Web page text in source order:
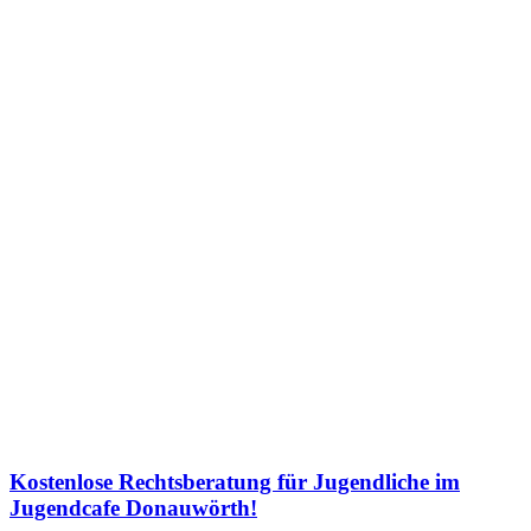
Kostenlose Rechtsberatung für Jugendliche im
Jugendcafe Donauwörth!